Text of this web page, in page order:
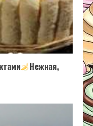
Нежная,